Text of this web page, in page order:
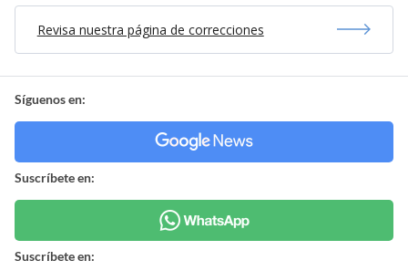
Revisa nuestra página de correcciones
Síguenos en:
Suscríbete en:
Suscríbete en: